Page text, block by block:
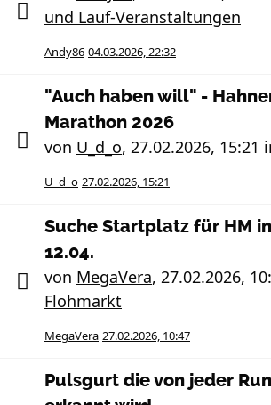
und Lauf-Veranstaltungen
Andy86 04.03.2026, 22:32
"Auch haben will" -
Marathon 2026
von U_d_o, 27.02.2026, 15:21
U_d_o 27.02.2026, 15:21
Suche Startplatz für HM
12.04.
von MegaVera, 27.02.2026,
Flohmarkt
MegaVera 27.02.2026, 10:47
Pulsgurt die von jeder